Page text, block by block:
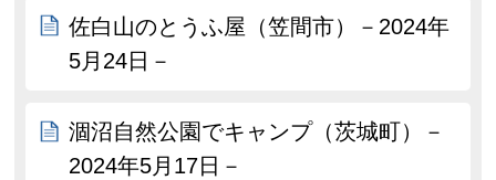
佐白山のとうふ屋（笠間市）－2024年
5月24日－
涸沼自然公園でキャンプ（茨城町）－
2024年5月17日－